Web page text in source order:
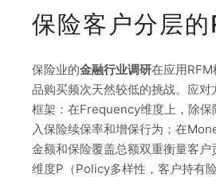
保险客户分层
保险业的金融行业调研在应用
品购买频次天然较低的挑战。应对
框架：在Frequency维度上，除保
入保险续保率和增保行为；在
金额和保险覆盖总额双重衡量客户
维度P（Policy多样性，客户持有